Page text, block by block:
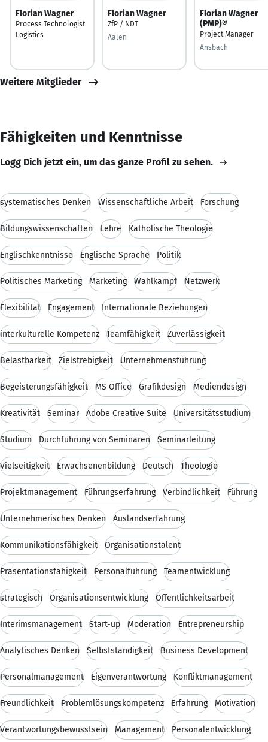
Florian Wagner
Process Technologist
Logistics
Florian Wagner
ZfP / NDT
Aalen
Florian Wagner
(PMP)®
Project Manager
Ansbach
Weitere Mitglieder
Fähigkeiten und Kenntnisse
Logg Dich jetzt ein, um das ganze Profil zu sehen.
systematisches Denken Wissenschaftliche Arbeit Forschung
Bildungswissenschaften Lehre Katholische Theologie
Englischkenntnisse Englische Sprache Politik
Politisches Marketing Marketing Wahlkampf Netzwerk
Flexibilität Engagement Internationale Beziehungen
interkulturelle Kompetenz Teamfähigkeit Zuverlässigkeit
Belastbarkeit Zielstrebigkeit Unternehmensführung
Begeisterungsfähigkeit MS Office Grafikdesign Mediendesign
Kreativität Seminar Adobe Creative Suite Universitätsstudium
Studium Durchführung von Seminaren Seminarleitung
Vielseitigkeit Erwachsenenbildung Deutsch Theologie
Projektmanagement Führungserfahrung Verbindlichkeit Führung
Unternehmerisches Denken Auslandserfahrung
Kommunikationsfähigkeit Organisationstalent
Präsentationsfähigkeit Personalführung Teamentwicklung
strategisch Organisationsentwicklung Öffentlichkeitsarbeit
Interimsmanagement Start-up Moderation Entrepreneurship
Analytisches Denken Selbstständigkeit Business Development
Personalmanagement Eigenverantwortung Konfliktmanagement
Freundlichkeit Problemlösungskompetenz Erfahrung Motivation
Verantwortungsbewusstsein Management Personalentwicklung